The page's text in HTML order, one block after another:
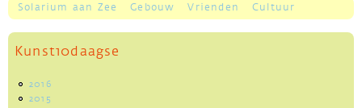
Hoofdmenu
Solarium aan Zee Gebouw Vrienden Cultuur
Kunst10daagse
2016
2015